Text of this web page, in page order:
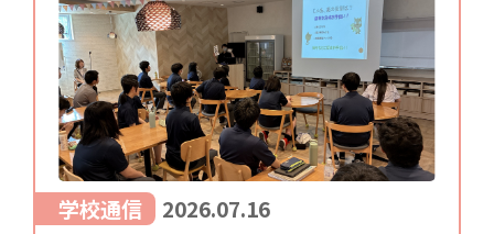
学校通信
2026.07.16